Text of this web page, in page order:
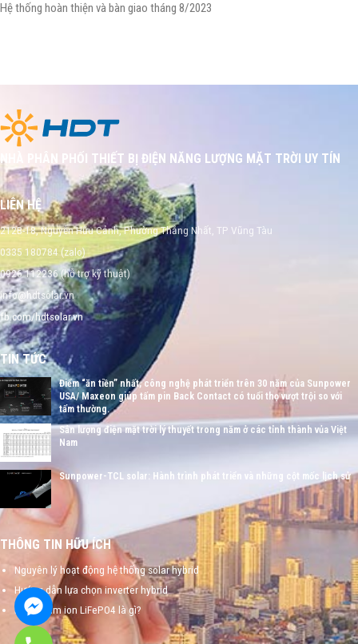
Hệ thống hoàn thiện và bàn giao tháng 8/2023
NHÀ PHÂN PHỐI THIẾT BỊ ĐIỆN NĂNG LƯỢNG MẶT TRỜI UY TÍN
LIÊN HỆ
212B-18, Nguyễn Hữu Cảnh, Phường Thắng Nhất, TP Vũng Tàu
0335 180784 (zalo)
0926 112236 (hỗ trợ kỹ thuật)
info@hdtsolar.vn
fb.com/hdtsolar.vn
TIN TỨC
Điểm “ăn tiền” nhất, công nghệ phát triển trên 30 năm của Sunpower
USA/ Maxeon giúp tấm pin Back Contact có tuổi thọ vượt trội so với
tấm thường.
Sản lượng điện mặt trời lý thuyết trong năm ở các tỉnh thành vủa Việt
Nam
Sunpower-TCL solar: Hành trình phát triển và những cột mốc lịch sử
THÔNG TIN HỮU ÍCH
Nguyên lý hoạt động hệ thống solar hybrid
Hướng dẫn lựa chọn inverter hybrid
Pin lithium ion LiFePO4 là gì?